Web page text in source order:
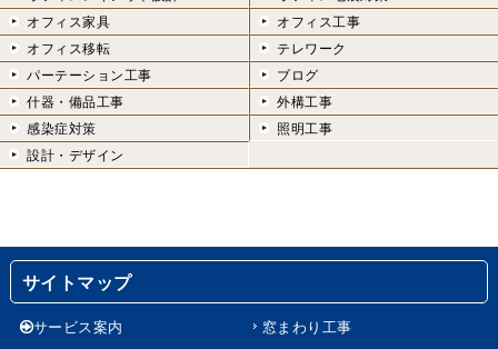
オフィス家具
オフィス工事
オフィス移転
テレワーク
パーテーション工事
ブログ
什器・備品工事
外構工事
感染症対策
照明工事
設計・デザイン
サイトマップ
サービス案内
窓まわり工事